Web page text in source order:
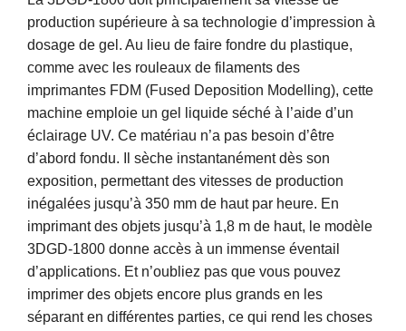
production supérieure à sa technologie d’impression à
dosage de gel. Au lieu de faire fondre du plastique,
comme avec les rouleaux de filaments des
imprimantes FDM (Fused Deposition Modelling), cette
machine emploie un gel liquide séché à l’aide d’un
éclairage UV. Ce matériau n’a pas besoin d’être
d’abord fondu. Il sèche instantanément dès son
exposition, permettant des vitesses de production
inégalées jusqu’à 350 mm de haut par heure. En
imprimant des objets jusqu’à 1,8 m de haut, le modèle
3DGD-1800 donne accès à un immense éventail
d’applications. Et n’oubliez pas que vous pouvez
imprimer des objets encore plus grands en les
séparant en différentes parties, ce qui rend les choses